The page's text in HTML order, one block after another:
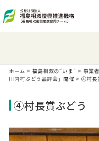
ホーム > 福島相双の“いま” > 事業
川内村ぶどう品評会」開催 > ④村長
④村長賞ぶどう